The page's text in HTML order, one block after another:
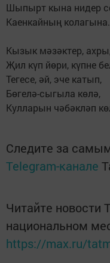
Шыпырт кына нидер
Каенкайның колагына.
Кызык мәзәктер,
Җил күп йөри, күпне
Тегесе, әй, эче катып,
Бөгелә-сыгыла көлә,
Кулларын чәбәкләп
Следите за
Telegram-канале
Читайте новости
национальном
https://max.ru/